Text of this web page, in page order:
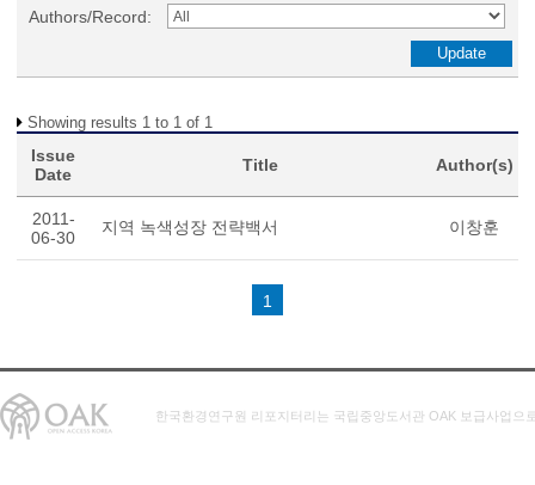
Authors/Record:
Showing results 1 to 1 of 1
Issue
Date
Title Author(s)
2011-
06-30
지역 녹색성장 전략백서 이창훈
1
한국환경연구원 리포지터리는 국립중앙도서관 OAK 보급사업